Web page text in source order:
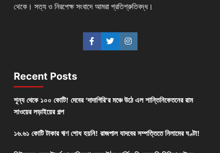
থেকে। সত্য ও নিরপেক্ষ সংবাদে আমরা প্রতিশ্রুতিবদ্ধ।
Recent Posts
শূন্য থেকে ১০০ কোটি! দেবের ‘দাদাগিরি’র মঞ্চে উঠে এল শান্তিনিকেতনের রাম
সাওয়ের লড়াইয়ের গল্প
১৬.৬১ কোটি টাকার ঋণ শোধ হয়নি! রাজপাল যাদবের সম্পত্তিতে নিলামের ঘণ্টা!